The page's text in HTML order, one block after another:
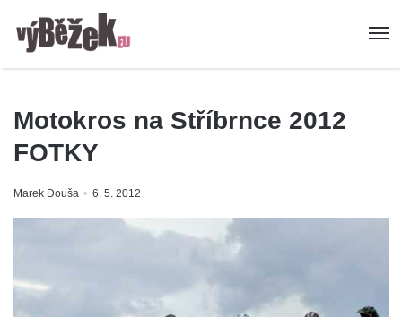
Motokros na Stříbrnce 2012
FOTKY
Marek Douša 6. 5. 2012